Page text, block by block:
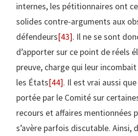
internes, les pétitionnaires ont
solides contre-arguments aux
défendeurs[43]. Il ne se sont
d’apporter sur ce point de réels
preuve, charge qui leur
les États[44]. Il est vrai aussi
portée par le Comité sur
recours et affaires mentionnées
s’avère parfois discutable. Ainsi,